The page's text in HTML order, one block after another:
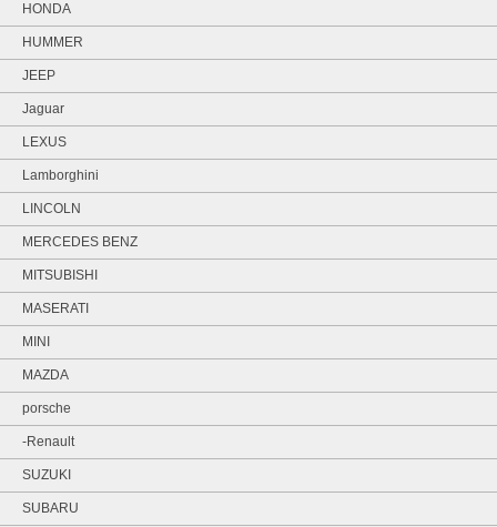
HONDA
HUMMER
JEEP
Jaguar
LEXUS
Lamborghini
LINCOLN
MERCEDES BENZ
MITSUBISHI
MASERATI
MINI
MAZDA
porsche
-Renault
SUZUKI
SUBARU